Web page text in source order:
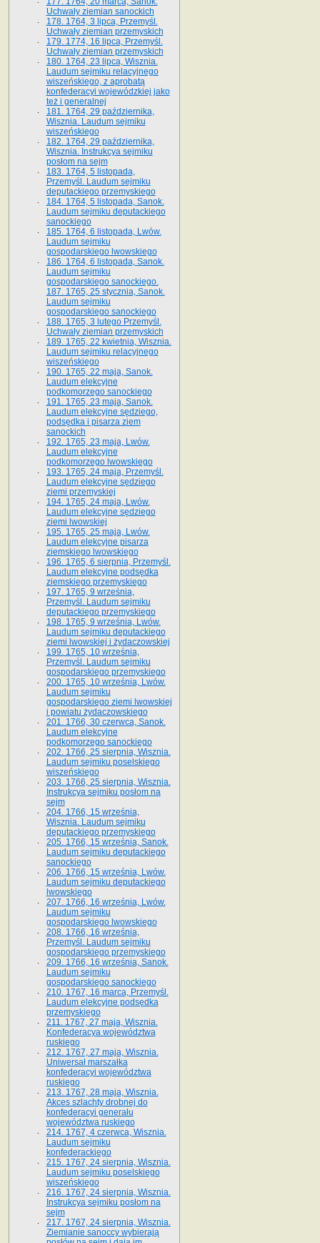
Uchwały ziemian sanockich
178. 1764, 3 lipca, Przemyśl.
Uchwały ziemian przemyskich
179. 1774, 16 lipca, Przemyśl.
Uchwały ziemian przemyskich
180. 1764, 23 lipca, Wisznia.
Laudum sejmiku relacyjnego
wiszeńskiego, z aprobatą
konfederacyi wojewódzkiej jako
też i generalnej
181. 1764, 29 października,
Wisznia. Laudum sejmiku
wiszeńskiego
182. 1764, 29 października,
Wisznia. Instrukcya sejmiku
posłom na sejm
183. 1764, 5 listopada,
Przemyśl. Laudum sejmiku
deputackiego przemyskiego
184. 1764, 5 listopada, Sanok.
Laudum sejmiku deputackiego
sanockiego
185. 1764, 6 listopada, Lwów.
Laudum sejmiku
gospodarskiego lwowskiego
186. 1764, 6 listopada, Sanok.
Laudum sejmiku
gospodarskiego sanockiego.
187. 1765, 25 stycznia, Sanok.
Laudum sejmiku
gospodarskiego sanockiego
188. 1765, 3 lutego Przemyśl.
Uchwały ziemian przemyskich
189. 1765, 22 kwietnia, Wisznia.
Laudum sejmiku relacyjnego
wiszeńskiego
190. 1765, 22 maja, Sanok.
Laudum elekcyjne
podkomorzego sanockiego
191. 1765, 23 maja, Sanok.
Laudum elekcyjne sędziego,
podsędka i pisarza ziem
sanockich
192. 1765, 23 maja, Lwów.
Laudum elekcyjne
podkomorzego lwowskiego
193. 1765, 24 maja, Przemyśl.
Laudum elekcyjne sędziego
ziemi przemyskiej
194. 1765, 24 maja, Lwów.
Laudum elekcyjne sędziego
ziemi lwowskiej
195. 1765, 25 maja, Lwów.
Laudum elekcyjne pisarza
ziemskiego lwowskiego
196. 1765, 6 sierpnia, Przemyśl.
Laudum elekcyjne podsędka
ziemskiego przemyskiego
197. 1765, 9 września,
Przemyśl. Laudum sejmiku
deputackiego przemyskiego
198. 1765, 9 września, Lwów.
Laudum sejmiku deputackiego
ziemi lwowskiej i żydaczowskiej
199. 1765, 10 września,
Przemyśl. Laudum sejmiku
gospodarskiego przemyskiego
200. 1765, 10 września, Lwów.
Laudum sejmiku
gospodarskiego ziemi lwowskiej
i powiatu żydaczowskiego
201. 1766, 30 czerwca, Sanok.
Laudum elekcyjne
podkomorzego sanockiego
202. 1766, 25 sierpnia, Wisznia.
Laudum sejmiku poselskiego
wiszeńskiego
203. 1766, 25 sierpnia, Wisznia.
Instrukcya sejmiku posłom na
sejm
204. 1766, 15 września,
Wisznia. Laudum sejmiku
deputackiego przemyskiego
205. 1766, 15 września, Sanok.
Laudum sejmiku deputackiego
sanockiego
206. 1766, 15 września, Lwów.
Laudum sejmiku deputackiego
lwowskiego
207. 1766, 16 września, Lwów.
Laudum sejmiku
gospodarskiego lwowskiego
208. 1766, 16 września,
Przemyśl. Laudum sejmiku
gospodarskiego przemyskiego
209. 1766, 16 września, Sanok.
Laudum sejmiku
gospodarskiego sanockiego
210. 1767, 16 marca, Przemyśl.
Laudum elekcyjne podsędka
przemyskiego
211. 1767, 27 maja, Wisznia.
Konfederacya województwa
ruskiego
212. 1767, 27 maja, Wisznia.
Uniwersał marszałka
konfederacyi województwa
ruskiego
213. 1767, 28 maja, Wisznia.
Akces szlachty drobnej do
konfederacyi generału
województwa ruskiego
214. 1767, 4 czerwca, Wisznia.
Laudum sejmiku
konfederackiego
215. 1767, 24 sierpnia, Wisznia.
Laudum sejmiku poselskiego
wiszeńskiego
216. 1767, 24 sierpnia, Wisznia.
Instrukcya sejmiku posłom na
sejm
217. 1767, 24 sierpnia, Wisznia.
Ziemianie sanoccy wybierają